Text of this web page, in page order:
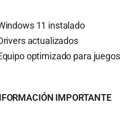
11 instalado
actualizados
optimizado para juegos
IMPORTANTE